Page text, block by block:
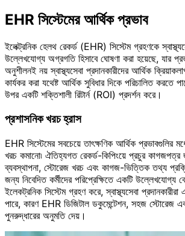
EHR সিস্টেমের আর্থিক প্রভাব
ইলেক্ট্রনিক হেলথ রেকর্ড (EHR) সিস্টেম গ্রহণকে
উল্লেখযোগ্য অগ্রগতি হিসাবে ঘোষণা করা হয়েছে, যার
অনুশীলনই নয় স্বাস্থ্যসেবা প্রদানকারীদের আর্থিক
কার্যকর করা যথেষ্ট আর্থিক সুবিধার দিকে পরিচালিত করতে
উপর একটি শক্তিশালী রিটার্ন (ROI) প্রদর্শন করে।
প্রশাসনিক খরচ হ্রাস
EHR সিস্টেমের সবচেয়ে তাৎক্ষণিক আর্থিক প্রভাবগুলির
খরচ কমানো৷ ঐতিহ্যগত রেকর্ড-কিপিংয়ে প্রচুর কাগজপত্র
ব্যবস্থাপনা, স্টোরেজ খরচ এবং কাগজ-ভিত্তিক তথ্য
জন্য নিবেদিত কর্মীদের পরিপ্রেক্ষিতে একটি
ইলেকট্রনিক সিস্টেম গ্রহণ করে, স্বাস্থ্যসেবা
পারে, কারণ EHR ডিজিটাল ডকুমেন্টেশন, সহজ স্টোরেজ
পুনরুদ্ধারের অনুমতি দেয়।